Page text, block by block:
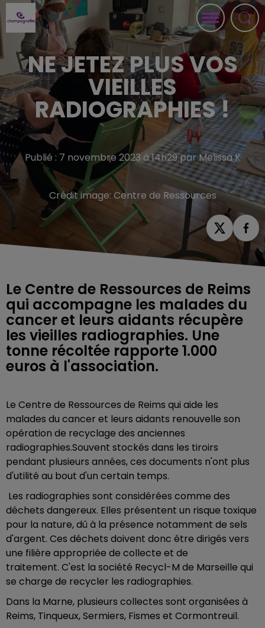
NE JETEZ PLUS VOS
VIEILLES
RADIOGRAPHIES !
Publié : 7 novembre 2023 à 14h29 par Melissa K
Crédit image: Centre de Ressources
Le Centre de Ressources de Reims
qui accompagne les malades du
cancer et leurs aidants récupère
les vieilles radiographies. Une
tonne récoltée rapporte 1.000
euros à l'association.
Le Centre de Ressources de Reims qui aide les
malades du cancer et leurs aidants renouvelle son
opération de recyclage des anciennes
radiographies.Souvent stockés dans les tiroirs
pendant plusieurs années, ces documents n'ont plus
d'utilité au bout d'un certain temps.
Les radiographies sont considérées comme des
déchets dangereux. Elles présentent un risque toxique
pour la nature, dû à la présence notamment de sels
d'argent. Ces déchets doivent donc être dirigés vers
une filière appropriée de collecte et de
traitement. C'est la société Recycl-M de Marseille qui
se charge de recycler les radiographies.
Dans la Marne, plusieurs collectes sont organisées à
Reims, Tinqueux,Sermiers, Fismes et Cormontreuil.